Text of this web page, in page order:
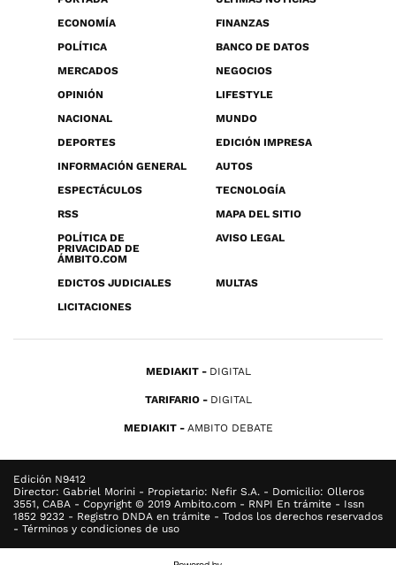
ECONOMÍA
FINANZAS
POLÍTICA
BANCO DE DATOS
MERCADOS
NEGOCIOS
OPINIÓN
LIFESTYLE
NACIONAL
MUNDO
DEPORTES
EDICIÓN IMPRESA
INFORMACIÓN GENERAL
AUTOS
ESPECTÁCULOS
TECNOLOGÍA
RSS
MAPA DEL SITIO
POLÍTICA DE
PRIVACIDAD DE
ÁMBITO.COM
AVISO LEGAL
EDICTOS JUDICIALES
MULTAS
LICITACIONES
MEDIAKIT DIGITAL
TARIFARIO DIGITAL
MEDIAKIT AMBITO DEBATE
Edición N9412
Director: Gabriel Morini - Propietario: Nefir S.A. - Domicilio: Olleros
3551, CABA - Copyright © 2019 Ambito.com - RNPI En trámite - Issn
1852 9232 - Registro DNDA en trámite - Todos los derechos reservados
- Términos y condiciones de uso